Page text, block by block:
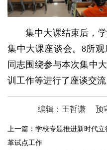
集中大课结束后，
集中大课座谈会。8所
同志围绕参与本次集中
训工作等进行了座谈交流
编辑：王哲谦 预
上一篇： 学校专题推进新时代
革试点工作